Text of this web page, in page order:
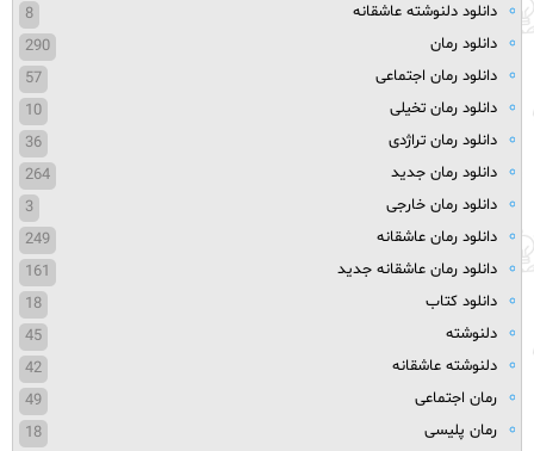
دانلود دلنوشته عاشقانه
8
دانلود رمان
290
دانلود رمان اجتماعی
57
دانلود رمان تخیلی
10
دانلود رمان تراژدی
36
دانلود رمان جدید
264
دانلود رمان خارجی
3
دانلود رمان عاشقانه
249
دانلود رمان عاشقانه جدید
161
دانلود کتاب
18
دلنوشته
45
دلنوشته عاشقانه
42
رمان اجتماعی
49
رمان پلیسی
18